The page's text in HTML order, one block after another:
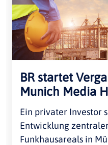
BR startet
Munich Media
Ein privater Investor
Entwicklung
Funkhausareals in